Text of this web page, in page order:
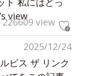
view
226609 view
2025/12/24
ビス ザ リンク